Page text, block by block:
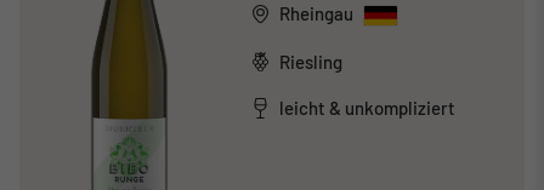
Rheingau
Riesling
leicht & unkompliziert